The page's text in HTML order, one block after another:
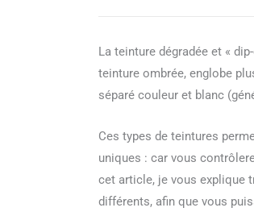
La teinture dégradée et «
teinture ombrée, englobe
séparé couleur et blanc
Ces types de teintures
uniques : car vous
cet article, je vous explique
différents, afin que vous